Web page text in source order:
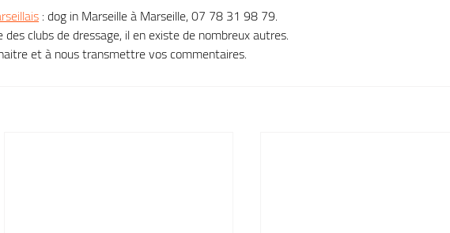
: dog in Marseille à Marseille, 07 78 31 98 79.
clubs de dressage, il en existe de nombreux autres.
et à nous transmettre vos commentaires.